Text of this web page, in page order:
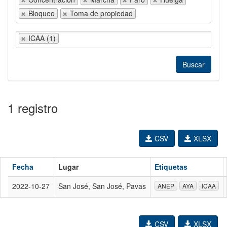
Bloqueo
Toma de propiedad
ICAA (1)
1 registro
XLSX
CSV
Fecha Lugar
Etiquetas
2022-10-27
San José, San José, Pavas ANEP AYA ICAA
XLSX
CSV